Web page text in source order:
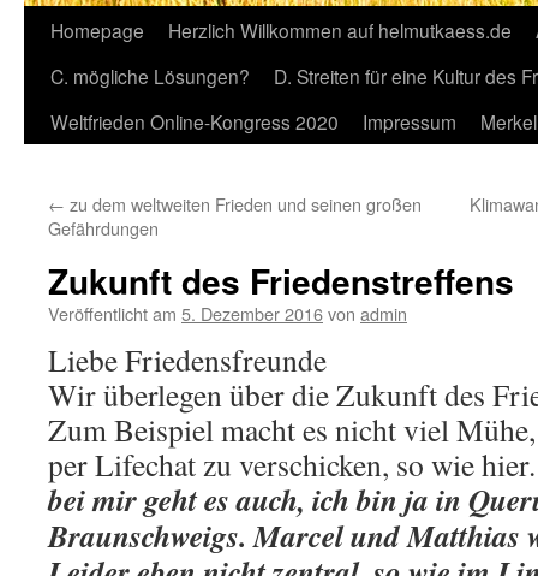
Homepage Herzlich Willkommen auf helmutkaess.de
C. mögliche Lösungen?
D. Streiten für eine Kultur des
Weltfrieden Online-Kongress 2020
Impressum
← zu dem weltweiten Frieden und seinen großen
Gefährdungen
Zukunft des Friedenstreffens
Veröffentlicht am 5. Dezember 2016von admin
Liebe Friedensfreunde
Wir überlegen über die Zukunft des
Zum Beispiel macht es nicht viel
per Lifechat zu verschicken, so wie hier.
bei mir geht es auch, ich bin ja in
Braunschweigs. Marcel und Matthias